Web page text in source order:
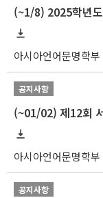
아시아언어문명학부
공지사항
(~01/02) 제12회
아시아언어문명학부
공지사항